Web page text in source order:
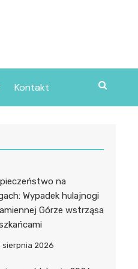
Kontakt
na
Wypadek hulajnogi
Górze wstrząsa
sierpnia 2026